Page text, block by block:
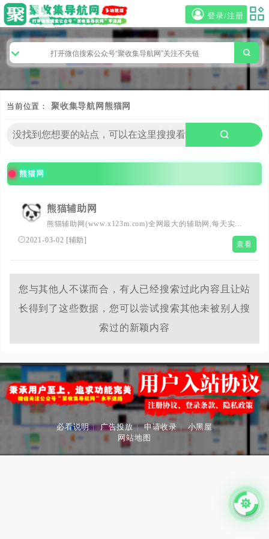
登录/注册
当前位置： 聚收集导航网 熊猫网
熊猫网
熊猫辅助网
熊猫辅助网(www.x123m.com)全网最大的辅助网,每天实时
更新稳定的游戏辅助外挂,刚更新游戏辅助测评,还有各种破
解软件,技术教程,精品软件等,免费辅助绿色下载平台,认准
2021-03-02 [辅助] 查看
您与其他人不谋而合，有人已经搜索过此内容且让站
长得到了这些数据，您可以尝试搜索其他未被别人搜
索过的新颖内容
必看说明 | 广告投放 | 申请收录 | 小黑屋
网站地图